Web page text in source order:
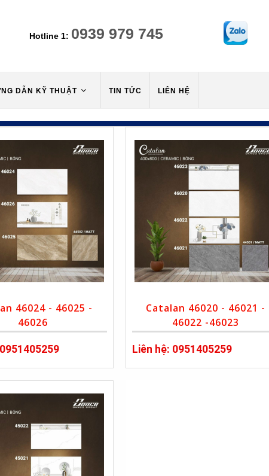
Hotline 1: 0939 979 745
DẪN KỸ THUẬT TIN TỨC LIÊN HỆ
46024 - 46025 -
46026
Catalan 46020 - 46021 -
46022 -46023
Liên hệ: 0951405259